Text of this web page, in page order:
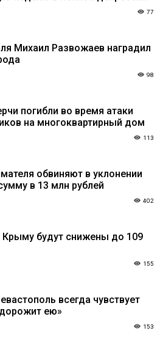
77
Михаил Развожаев наградил
98
погибли во время атаки
на многоквартирный дом
113
обвиняют в уклонении
в 13 млн рублей
402
будут снижены до 109
155
всегда чувствует
ею»
153